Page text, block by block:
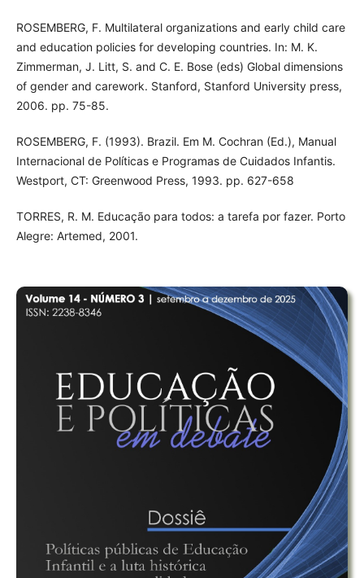
ROSEMBERG, F. Multilateral organizations and early child care
and education policies for developing countries. In: M. K.
Zimmerman, J. Litt, S. and C. E. Bose (eds) Global dimensions
of gender and carework. Stanford, Stanford University press,
2006. pp. 75-85.
ROSEMBERG, F. (1993). Brazil. Em M. Cochran (Ed.), Manual
Internacional de Políticas e Programas de Cuidados Infantis.
Westport, CT: Greenwood Press, 1993. pp. 627-658
TORRES, R. M. Educação para todos: a tarefa por fazer. Porto
Alegre: Artemed, 2001.